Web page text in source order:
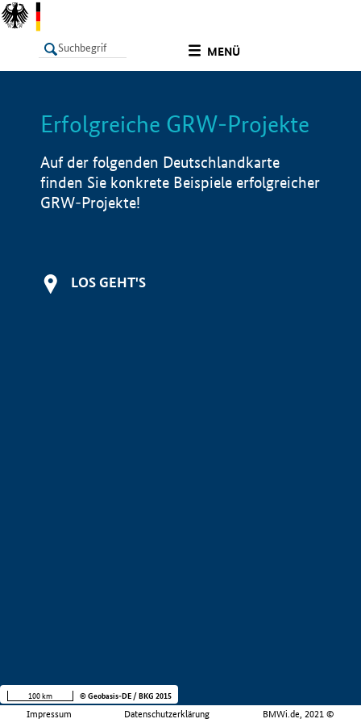
MENÜ
LISTE Info
Erfolgreiche GRW-Projekte
Auf der folgenden Deutschlandkarte
finden Sie konkrete Beispiele erfolgreicher
GRW-Projekte!
LOS GEHT'S
Impressum Datenschutzerklärung BMWi.de, 2021 ©
100 km © Geobasis-DE / BKG 2015